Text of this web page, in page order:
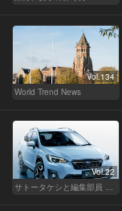
Vol.134
World Trend News
Vol.22